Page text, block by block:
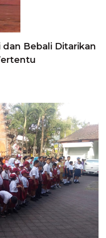
Bebali Ditarikan